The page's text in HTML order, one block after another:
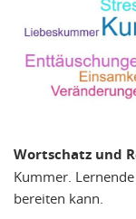
Wortschatz und
Kummer.
bereiten kann.